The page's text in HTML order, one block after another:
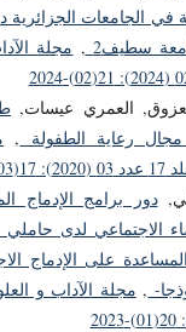
في الجامعات
سطيف2
, مجلة
العمري عيسات,
رعاية الطفولة ,
2020
دور برامج
الاجتماعي لدى
على الإدماج
,